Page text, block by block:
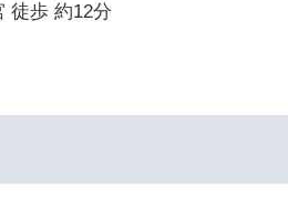
徒歩 約12分